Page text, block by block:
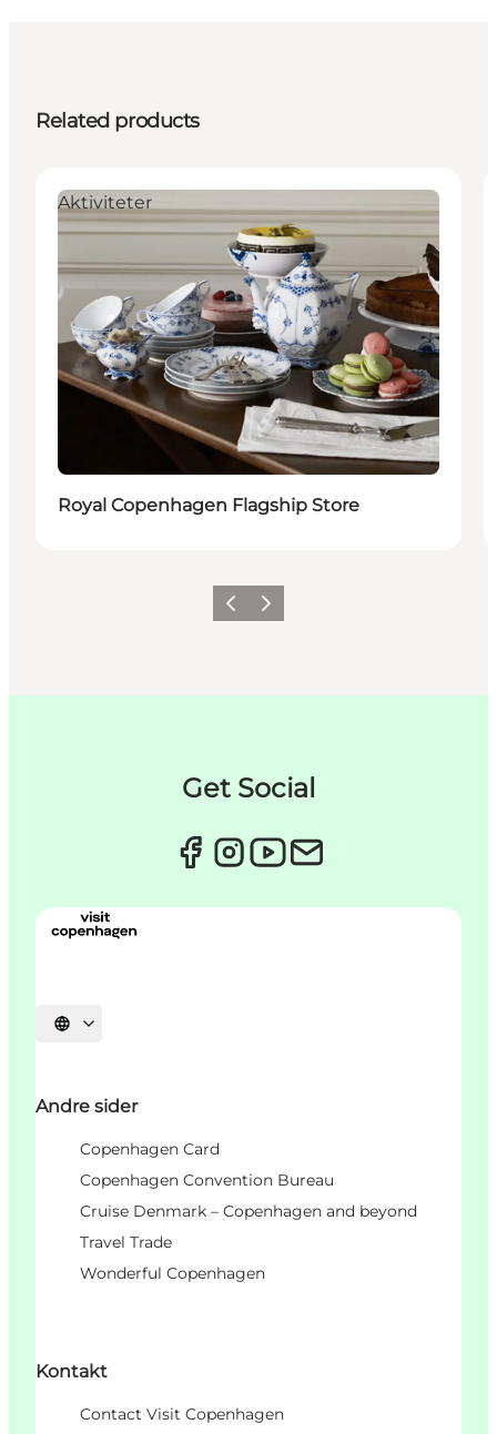
Related products
Aktiviteter
Royal Copenhagen Flagship Store
Previous
Next
Get Social
Select language
Andre sider
Copenhagen Card
Copenhagen Convention Bureau
Cruise Denmark – Copenhagen and beyond
Travel Trade
Wonderful Copenhagen
Kontakt
Contact Visit Copenhagen